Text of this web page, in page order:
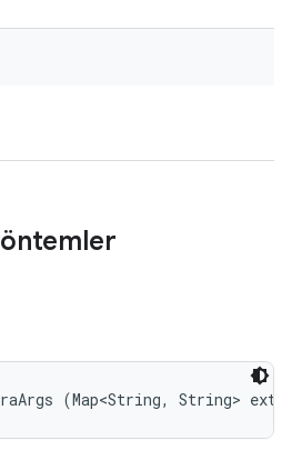
(Map<String, String>